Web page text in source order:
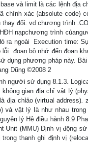
và limit là các lệnh địa
xác (absolute code)
thay đổi. vd chương trình
nạpchương trình
ra ngoài  Execution time:
đoạn bộ nhớ đến đoạn
dụng phương pháp này.
Dũng ©2008 2
người sử dụng 8.1.3.
gian địa chỉ vật lý
địa chỉảo (virtual
và vật lý là như nhau
lý Hệ điều hành 8.9
Unit (MMU) Định vị động
thanh ghi định vị